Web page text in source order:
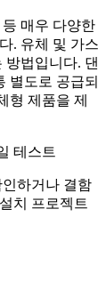
매우 다양한
. 유체 및 가스
법입니다. 댄
별도로 공급되
형 제품을 제
테스트
하거나 결함
치 프로젝트